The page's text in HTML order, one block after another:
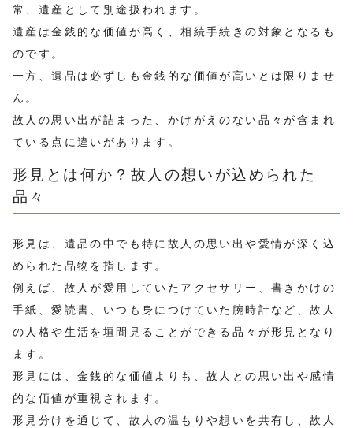
常、遺産として別途扱われます。
遺産は金銭的な価値が高く、相続手続きの対象となるも
のです。
一方、遺品は必ずしも金銭的な価値が高いとは限りませ
ん。
故人の思い出が詰まった、かけがえのない品々が含まれ
ている点に違いがあります。
形見とは何か？故人の想いが込められた
品々
形見は、遺品の中でも特に故人の思い出や愛情が深く込
められた品物を指します。
例えば、故人が愛用していたアクセサリー、書きかけの
手紙、愛読書、いつも身につけていた腕時計など、故人
の人格や生活を垣間見ることができる品々が形見となり
ます。
形見には、金銭的な価値よりも、故人との思い出や感情
的な価値が重視されます。
形見分けを通じて、故人の温もりや想いを共有し、故人